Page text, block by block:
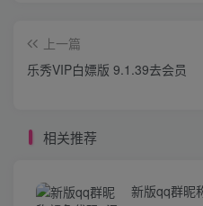
上一篇
乐秀VIP白嫖版 9.1.39去会员
相关推荐
新版qq群昵